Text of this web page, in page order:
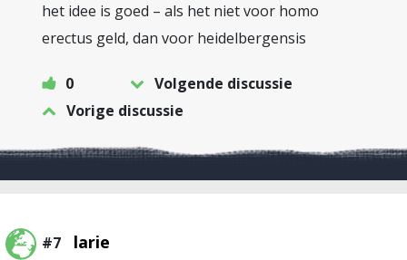
het idee is goed – als het niet voor homo
erectus geld, dan voor heidelbergensis
0
Volgende discussie
Vorige discussie
#7 larie